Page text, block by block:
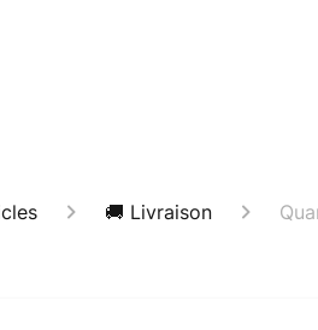
🚚 Livraison